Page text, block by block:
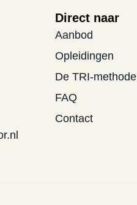
Direct naar
Aanbod
Opleidingen
De TRI-methode
FAQ
Contact